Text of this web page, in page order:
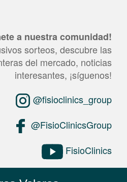
a nuestra comunidad!
sorteos, descubre las
del mercado, noticias
interesantes, ¡síguenos!
@fisioclinics_group
@FisioClinicsGroup
FisioClinics